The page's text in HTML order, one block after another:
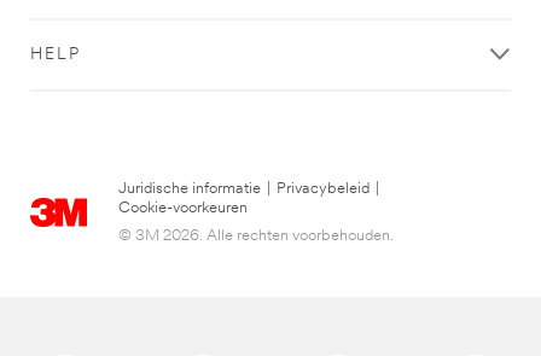
HELP
Juridische informatie Privacybeleid
Cookie-voorkeuren
© 3M 2026. Alle rechten voorbehouden.